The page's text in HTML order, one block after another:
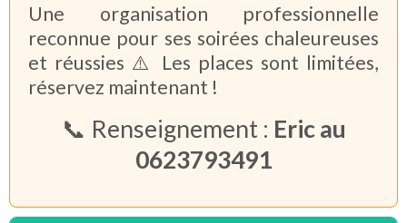
Une organisation professionnelle
reconnue pour ses soirées chaleureuses
et réussies ⚠️ Les places sont limitées,
réservez maintenant !
📞 Renseignement : Eric au
0623793491